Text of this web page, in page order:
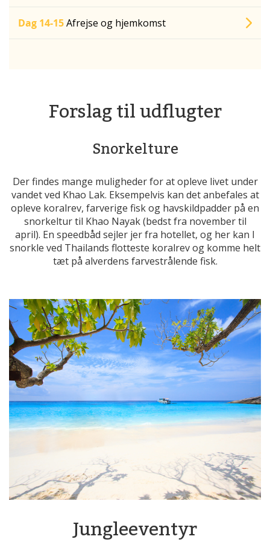
Dag 14-15Afrejse og hjemkomst
Forslag til udflugter
Snorkelture
Der findes mange muligheder for at opleve livet under
vandet ved Khao Lak. Eksempelvis kan det anbefales at
opleve koralrev, farverige fisk og havskildpadder på en
snorkeltur til Khao Nayak (bedst fra november til
april). En speedbåd sejler jer fra hotellet, og her kan I
snorkle ved Thailands flotteste koralrev og komme helt
tæt på alverdens farvestrålende fisk.
Jungleeventyr